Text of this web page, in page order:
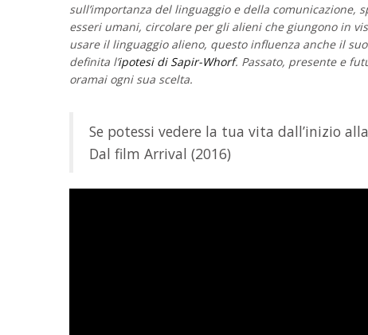
sull’importanza del linguaggio e della comunicazione,
esseri umani, circolare per gli alieni che giungono in
usare il linguaggio alieno, questo influenza anche il
definita l’ipotesi di Sapir-Whorf. Passato, presente e
oramai ogni sua scelta.
Se potessi vedere la tua vita dall’inizio
Dal film Arrival (2016)